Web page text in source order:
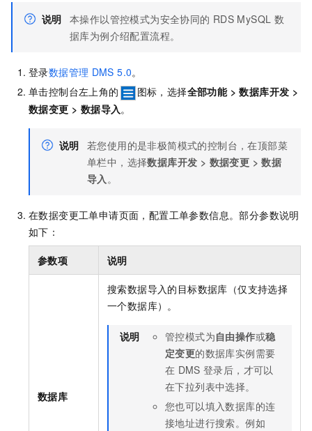
说明 本操作以管控模式为安全协同的 RDS MySQL 数
据库为例介绍配置流程。
登录数据管理 DMS 5.0。
单击控制台左上角的
图标，选择全部功能>数据库开发 >
数据变更 > 数据导入。
说明 若您使用的是非极简模式的控制台，在顶部菜
单栏中，选择数据库开发 > 数据变更 >数据
导入。
在数据变更工单申请页面，配置工单参数信息。部分参数说明
如下：
参数项 说明
数据库
搜索数据导入的目标数据库（仅支持选择
一个数据库）。
说明 管控模式为自由操作或稳
定变更的数据库实例需要
在 DMS 登录后，才可以
在下拉列表中选择。
您也可以填入数据库的连
接地址进行搜索。例如